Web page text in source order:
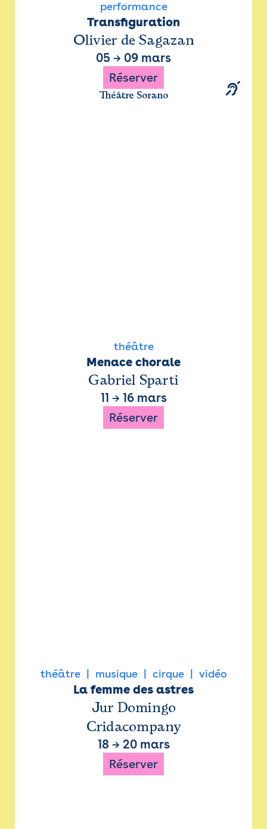
performance
Transfiguration
Olivier de Sagazan
05 → 09 mars
Réserver
Théâtre Sorano
théâtre
Menace chorale
Gabriel Sparti
11 → 16 mars
Réserver
théâtre musique cirque vidéo
La femme des astres
Jur Domingo
Cridacompany
18 → 20 mars
Réserver